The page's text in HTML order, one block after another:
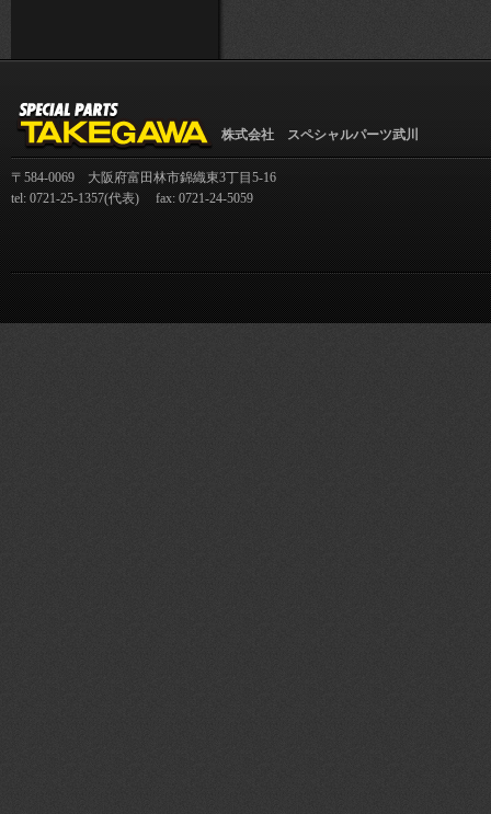
株式会社 スペシャルパーツ武川
〒584-0069 大阪府富田林市錦織東3丁目5-16
tel: 0721-25-1357(代表) fax: 0721-24-5059